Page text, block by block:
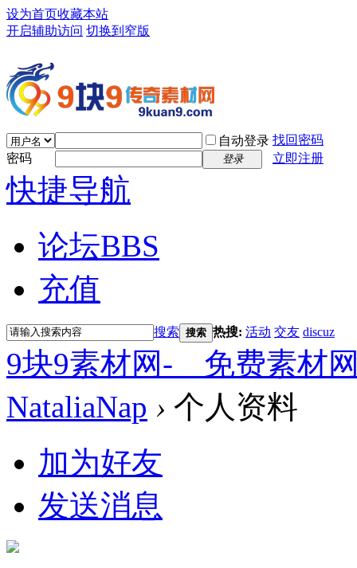
设为首页收藏本站
开启辅助访问 切换到窄版
自动登录 找回密码
密码
登录 立即注册
快捷导航
论坛BBS
充值
搜索 搜索 热搜: 活动 交友 discuz
9块9素材网-＿免费素材
NataliaNap › 个人资料
加为好友
发送消息